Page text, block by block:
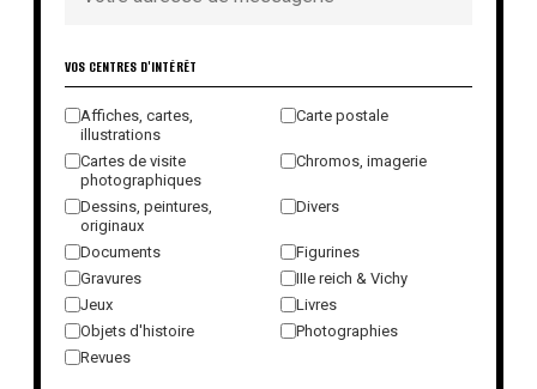
VOS CENTRES D'INTÉRÊT
Affiches, cartes,
illustrations
Carte postale
Cartes de visite
photographiques
Chromos, imagerie
Dessins, peintures,
originaux
Divers
Documents
Figurines
Gravures
IIIe reich & Vichy
Jeux
Livres
Objets d'histoire
Photographies
Revues